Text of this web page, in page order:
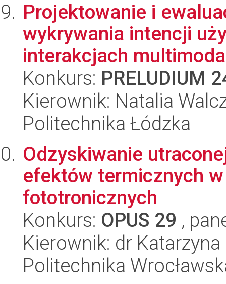
Projektowanie i
wykrywania intencji
interakcjach
Konkurs: PRELUDIUM
Kierownik: Natalia
Politechnika Łódzka
Odzyskiwanie
efektów termicznych
fototronicznych
Konkurs: OPUS 29 ,
Kierownik: dr
Politechnika